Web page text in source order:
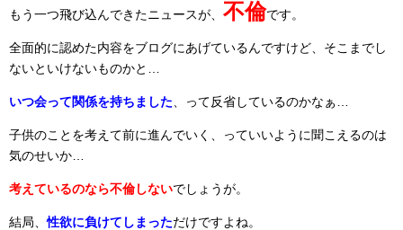
もう一つ飛び込んできたニュースが、 不倫です。
全面的に認めた内容をブログにあげているんですけど、そこまでし
ないといけないものかと…
いつ会って関係を持ちました 、って反省しているのかなぁ…
子供のことを考えて前に進んでいく、っていいように聞こえるのは
気のせいか…
考えているのなら不倫しないでしょうが。
結局、性欲に負けてしまっただけですよね。